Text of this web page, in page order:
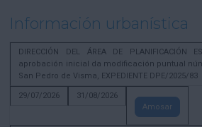
Información urbanística
DIRECCIÓN DEL ÁREA DE PLANIFICACIÓN
aprobación inicial da modificación puntual
San Pedro de Visma, EXPEDIENTE DPE/2025/83
29/07/2026
31/08/2026
Amosar